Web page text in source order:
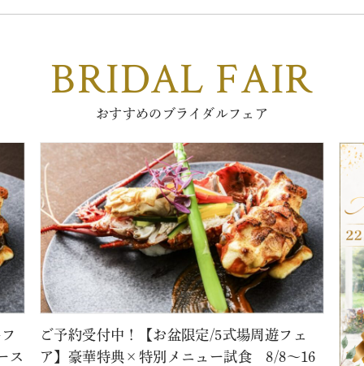
BRIDAL FAIR
おすすめのブライダルフェア
ス
ご予約受付中！【お盆限定/5式場周遊フェ
ア】豪華特典×特別メニュー試食 8/8～16